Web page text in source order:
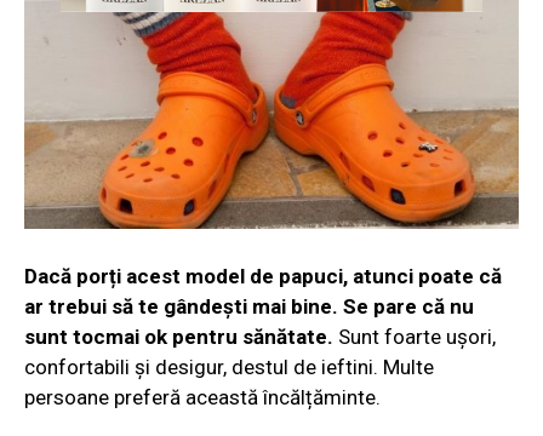
Dacă porți acest model de papuci, atunci poate că
ar trebui să te gândești mai bine. Se pare că nu
sunt tocmai ok pentru sănătate. Sunt foarte ușori,
confortabili și desigur, destul de ieftini. Multe
persoane preferă această încălțăminte.